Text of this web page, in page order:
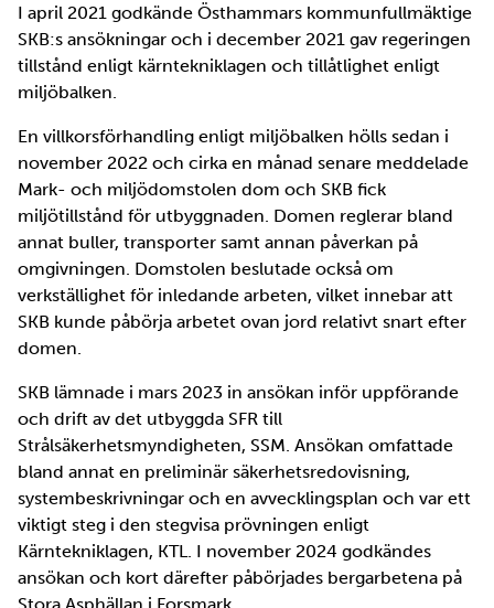
I april 2021 godkände Östhammars kommunfullmäktige
SKB:s ansökningar och i december 2021 gav regeringen
tillstånd enligt kärntekniklagen och tillåtlighet enligt
miljöbalken.
En villkorsförhandling enligt miljöbalken hölls sedan i
november 2022 och cirka en månad senare meddelade
Mark- och miljödomstolen dom och SKB fick
miljötillstånd för utbyggnaden. Domen reglerar bland
annat buller, transporter samt annan påverkan på
omgivningen. Domstolen beslutade också om
verkställighet för inledande arbeten, vilket innebar att
SKB kunde påbörja arbetet ovan jord relativt snart efter
domen.
SKB lämnade i mars 2023 in ansökan inför uppförande
och drift av det utbyggda SFR till
Strålsäkerhetsmyndigheten, SSM. Ansökan omfattade
bland annat en preliminär säkerhetsredovisning,
systembeskrivningar och en avvecklingsplan och var ett
viktigt steg i den stegvisa prövningen enligt
Kärntekniklagen, KTL. I november 2024 godkändes
ansökan och kort därefter påbörjades bergarbetena på